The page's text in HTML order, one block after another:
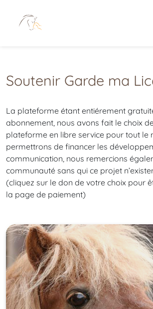
Soutenir Garde ma
La plateforme étant entiérement
abonnement, nous avons fait le choix
plateforme en libre service pour tout le
permettrons de financer les
communication, nous remercions
communauté sans qui ce projet
(cliquez sur le don de votre choix pour
la page de paiement)